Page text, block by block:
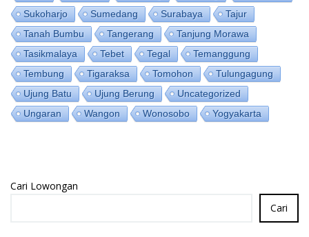
Sukoharjo
Sumedang Surabaya
Tajur
Tanah Bumbu
Tangerang
Tanjung Morawa
Tasikmalaya
Tebet Tegal
Temanggung
Tembung
Tigaraksa Tomohon
Tulungagung
Ujung Batu
Ujung Berung
Uncategorized
Ungaran
Wangon Wonosobo Yogyakarta
Cari Lowongan
Cari